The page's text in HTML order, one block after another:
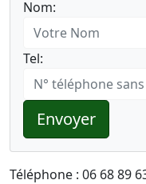
Nom:
Tel:
Envoyer
Téléphone : 06 68 89